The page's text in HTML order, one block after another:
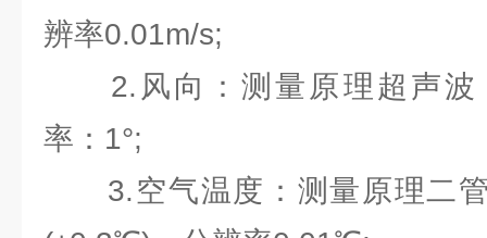
辨率0.01m/s;
2.风向：测量原理超声波
率：1°;
3.空气温度：测量原理二